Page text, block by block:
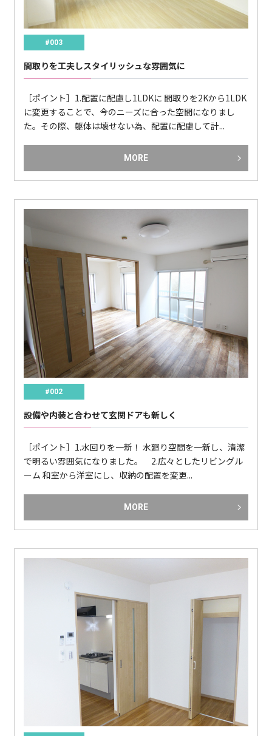
#003
間取りを工夫しスタイリッシュな雰囲気に
［ポイント］1.配置に配慮し1LDKに 間取りを2Kから1LDK
に変更することで、今のニーズに合った空間になりまし
た。その際、躯体は壊せない為、配置に配慮して計...
MORE
#002
設備や内装と合わせて玄関ドアも新しく
［ポイント］1.水回りを一新！ 水廻り空間を一新し、清潔
で明るい雰囲気になりました。 2.広々としたリビングル
ーム 和室から洋室にし、収納の配置を変更...
MORE